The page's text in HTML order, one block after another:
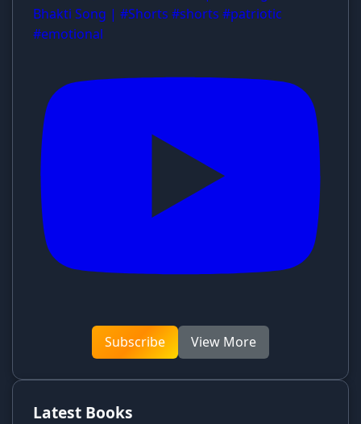
Bhakti Song | #Shorts #shorts #patriotic
#emotional
Subscribe View More
Latest Books